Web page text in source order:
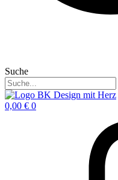
Suche
0,00 € 0